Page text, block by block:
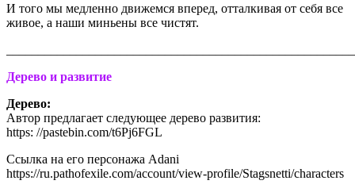
И того мы медленно движемся вперед, отталкивая от себя все
живое, а наши миньены все чистят.
Дерево и развитие
Дерево:
Автор предлагает следующее дерево развития:
https: //pastebin.com/t6Pj6FGL
Ссылка на его персонажа Adani
https://ru.pathofexile.com/account/view-profile/Stagsnetti/characters